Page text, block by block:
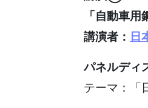
「自動車用
講演者： 日
パネルディ
テーマ：「